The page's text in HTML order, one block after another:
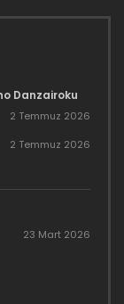
Danzairoku
2 Temmuz 2026
2 Temmuz 2026
23 Mart 2026